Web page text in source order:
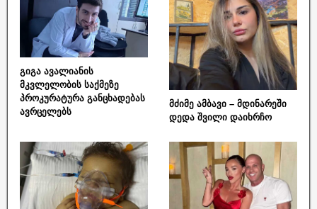
გიგა ავალიანის
მკვლელობის საქმეზე
პროკურატურა განცხადებას
ავრცელებს
მძიმე ამბავი – მდინარეში
დედა შვილი დაიხრჩო